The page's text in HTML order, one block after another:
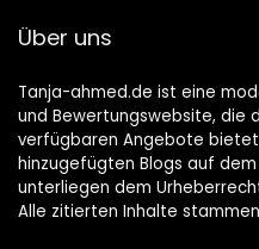
Über uns
Tanja-ahmed.de ist eine
und Bewertungswebsite, die
verfügbaren Angebote
hinzugefügten Blogs auf
unterliegen dem
Alle zitierten Inhalte